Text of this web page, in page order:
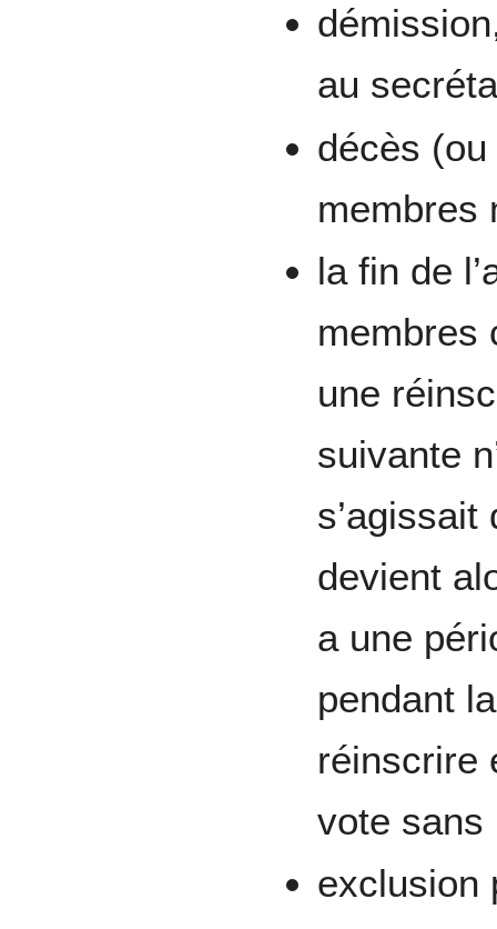
au
décès
membres
la fin de
membres
une
suivante
s’agissait
devient
a une
pendant
réinscrire
vote sans
exclusion